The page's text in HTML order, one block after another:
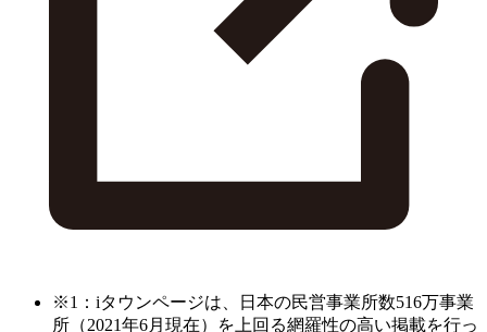
※1：iタウンページは、日本の民営事業所数516万事業
所（2021年6月現在）を上回る網羅性の高い掲載を行っ